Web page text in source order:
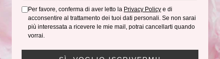
Per favore, conferma di aver letto la Privacy Policy e di
acconsentire al trattamento dei tuoi dati personali. Se non sarai
più interessata a ricevere le mie mail, potrai cancellarti quando
vorrai.